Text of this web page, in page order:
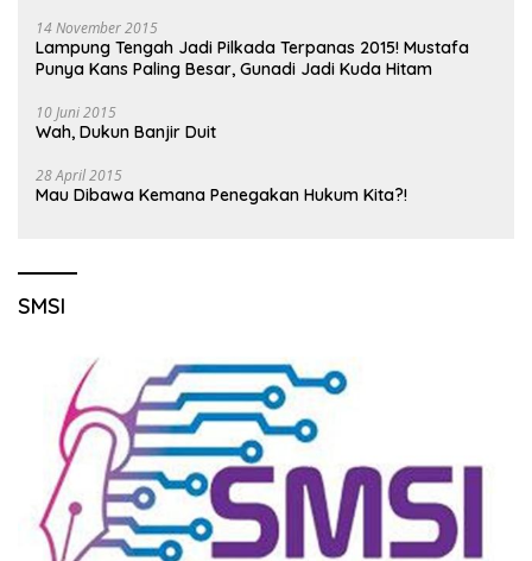
14 November 2015
Lampung Tengah Jadi Pilkada Terpanas 2015! Mustafa
Punya Kans Paling Besar, Gunadi Jadi Kuda Hitam
10 Juni 2015
Wah, Dukun Banjir Duit
28 April 2015
Mau Dibawa Kemana Penegakan Hukum Kita?!
SMSI